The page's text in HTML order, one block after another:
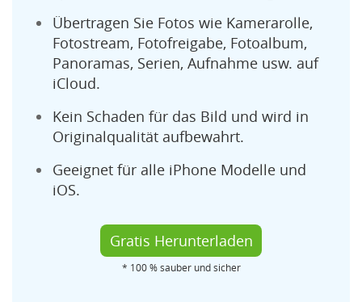
Übertragen Sie Fotos wie Kamerarolle,
Fotostream, Fotofreigabe, Fotoalbum,
Panoramas, Serien, Aufnahme usw. auf
iCloud.
Kein Schaden für das Bild und wird in
Originalqualität aufbewahrt.
Geeignet für alle iPhone Modelle und
iOS.
Gratis Herunterladen
* 100 % sauber und sicher